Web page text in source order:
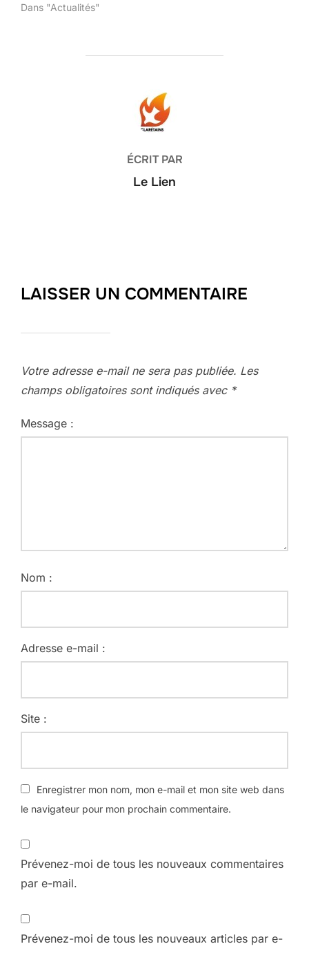
Dans "Actualités"
AUTEUR DE LA PUBLICATION
ÉCRIT PAR
Le Lien
LAISSER UN COMMENTAIRE
Votre adresse e-mail ne sera pas publiée. Les
champs obligatoires sont indiqués avec *
Message :
Nom :
Adresse e-mail :
Site :
Enregistrer mon nom, mon e-mail et mon site web dans
le navigateur pour mon prochain commentaire.
Prévenez-moi de tous les nouveaux commentaires
par e-mail.
Prévenez-moi de tous les nouveaux articles par e-